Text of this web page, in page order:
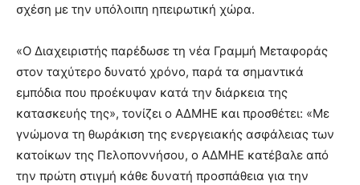
σχέση με την υπόλοιπη ηπειρωτική χώρα.
«Ο Διαχειριστής παρέδωσε τη νέα Γραμμή Μεταφοράς
στον ταχύτερο δυνατό χρόνο, παρά τα σημαντικά
εμπόδια που προέκυψαν κατά την διάρκεια της
κατασκευής της», τονίζει ο ΑΔΜΗΕ και προσθέτει: «Mε
γνώμονα τη θωράκιση της ενεργειακής ασφάλειας των
κατοίκων της Πελοποννήσου, ο ΑΔΜΗΕ κατέβαλε από
την πρώτη στιγμή κάθε δυνατή προσπάθεια για την